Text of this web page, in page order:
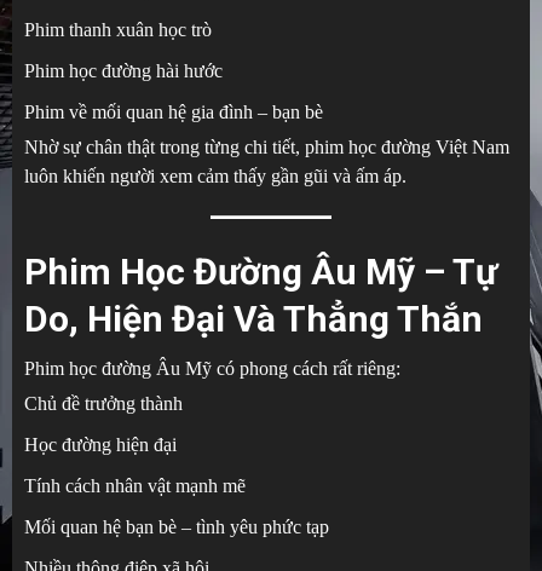
Phim thanh xuân học trò
Phim học đường hài hước
Phim về mối quan hệ gia đình – bạn bè
Nhờ sự chân thật trong từng chi tiết, phim học đường Việt Nam
luôn khiến người xem cảm thấy gần gũi và ấm áp.
Phim Học Đường Âu Mỹ – Tự
Do, Hiện Đại Và Thẳng Thắn
Phim học đường Âu Mỹ có phong cách rất riêng:
Chủ đề trưởng thành
Học đường hiện đại
Tính cách nhân vật mạnh mẽ
Mối quan hệ bạn bè – tình yêu phức tạp